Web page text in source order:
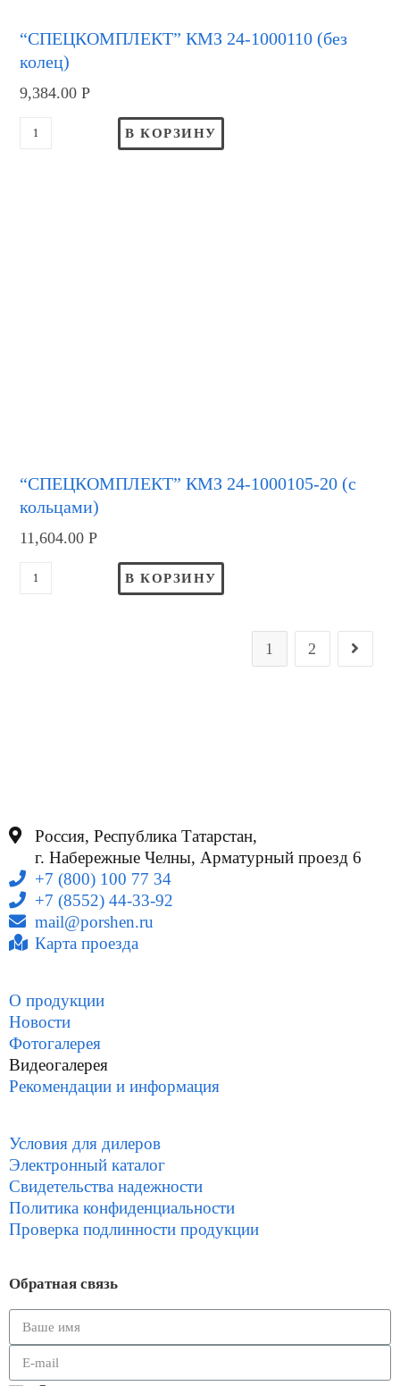
“СПЕЦКОМПЛЕКТ” КМЗ 24-1000110 (без
колец)
9,384.00Р
В КОРЗИНУ
“СПЕЦКОМПЛЕКТ” КМЗ 24-1000105-20 (с
кольцами)
11,604.00Р
В КОРЗИНУ
1 2
Россия, Республика Татарстан,
г. Набережные Челны, Арматурный проезд 6
+7 (800) 100 77 34
+7 (8552) 44-33-92
mail@porshen.ru
Карта проезда
О продукции
Новости
Фотогалерея
Видеогалерея
Рекомендации и информация
Условия для дилеров
Электронный каталог
Свидетельства надежности
Политика конфиденциальности
Проверка подлинности продукции
Обратная связь